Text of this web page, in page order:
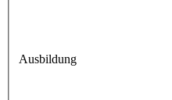
Ausbildung